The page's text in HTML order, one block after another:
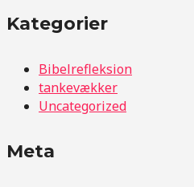
Kategorier
Bibelrefleksion
tankevækker
Uncategorized
Meta